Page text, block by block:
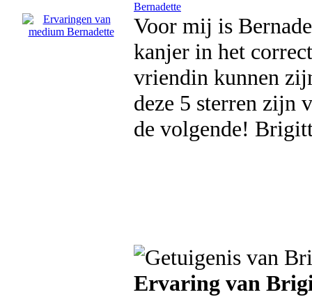
Bernadette
Voor mij is
kanjer in het
vriendin kunnen
deze 5 sterren zijn
de volgende!
Ervaring van